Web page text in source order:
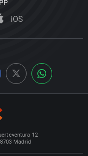
iOS
12
Madrid